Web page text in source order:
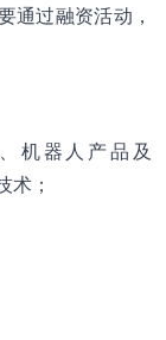
通过融资活动，
机器人产品及
术；